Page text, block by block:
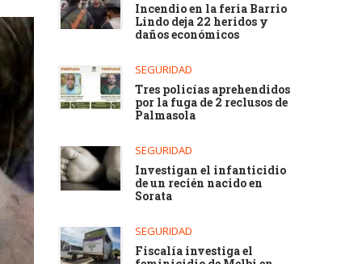
Incendio en la feria Barrio
Lindo deja 22 heridos y
daños económicos
SEGURIDAD
Tres policías aprehendidos
por la fuga de 2 reclusos de
Palmasola
SEGURIDAD
Investigan el infanticidio
de un recién nacido en
Sorata
SEGURIDAD
Fiscalía investiga el